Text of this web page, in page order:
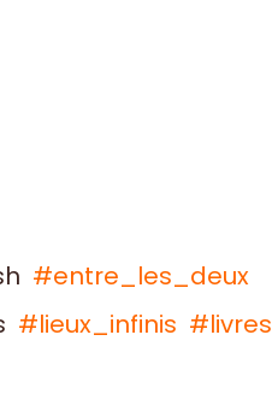
#entre_les_deux
#lieux_infinis #livres